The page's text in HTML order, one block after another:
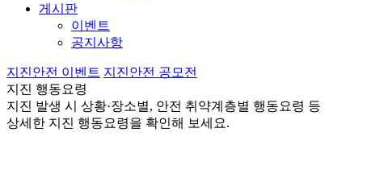
게시판
이벤트
공지사항
지진안전 이벤트 지진안전 공모전
지진 행동요령
지진 발생 시 상황·장소별, 안전 취약계층별 행동요령 등
상세한 지진 행동요령을 확인해 보세요.